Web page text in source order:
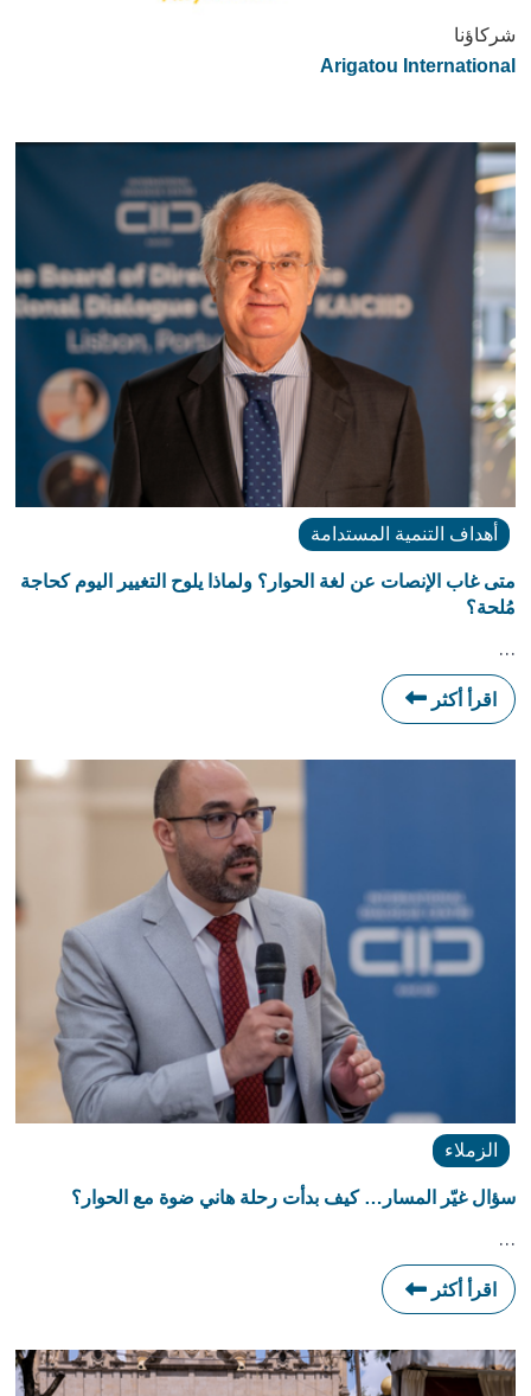
شركاؤنا
Arigatou International
أهداف التنمية المستدامة
متى غاب الإنصات عن لغة الحوار؟ ولماذا يلوح التغيير اليوم كحاجة
مُلحة؟
…
اقرأ أكثر
الزملاء
سؤال غيّر المسار… كيف بدأت رحلة هاني ضوة مع الحوار؟
…
اقرأ أكثر